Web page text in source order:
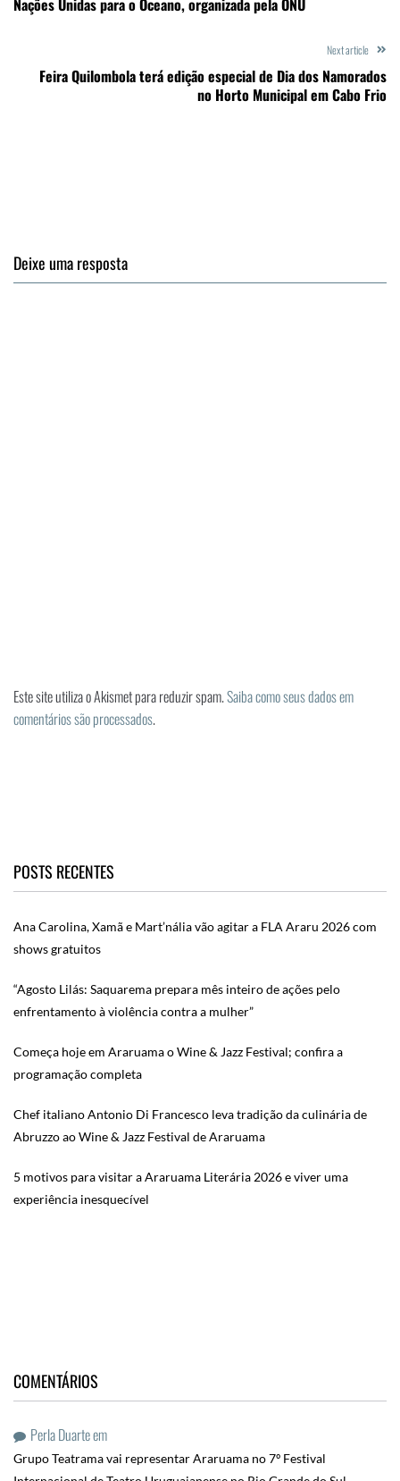
Nações Unidas para o Oceano, organizada pela ONU
Next article
Feira Quilombola terá edição especial de Dia dos Namorados
no Horto Municipal em Cabo Frio
Deixe uma resposta
Este site utiliza o Akismet para reduzir spam.Saiba como seus dados em
comentários são processados.
POSTS RECENTES
Ana Carolina, Xamã e Mart’nália vão agitar a FLA Araru 2026 com
shows gratuitos
“Agosto Lilás: Saquarema prepara mês inteiro de ações pelo
enfrentamento à violência contra a mulher”
Começa hoje em Araruama o Wine & Jazz Festival; confira a
programação completa
Chef italiano Antonio Di Francesco leva tradição da culinária de
Abruzzo ao Wine & Jazz Festival de Araruama
5 motivos para visitar a Araruama Literária 2026 e viver uma
experiência inesquecível
COMENTÁRIOS
Perla Duarteem
Grupo Teatrama vai representar Araruama no 7º Festival